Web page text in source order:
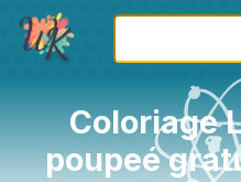
Coloriage
poupeé